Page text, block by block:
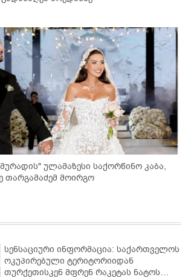
მოირგო
სენსაციური ინფორმაცია: საქართველოს
ოკუპირებული ტერიტორიიდან
თურქეთისკენ მფრენ რაკეტას ნატოს